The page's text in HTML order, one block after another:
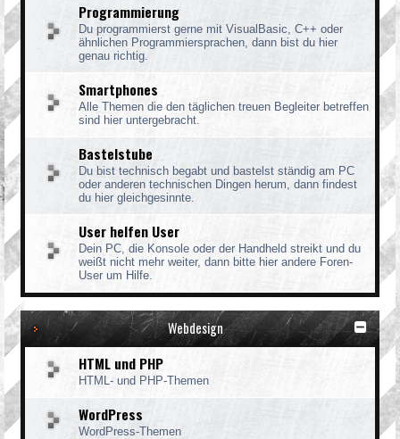
Programmierung
Du programmierst gerne mit VisualBasic, C++ oder
ähnlichen Programmiersprachen, dann bist du hier
genau richtig.
Smartphones
Alle Themen die den täglichen treuen Begleiter betreffen
sind hier untergebracht.
Bastelstube
Du bist technisch begabt und bastelst ständig am PC
oder anderen technischen Dingen herum, dann findest
du hier gleichgesinnte.
User helfen User
Dein PC, die Konsole oder der Handheld streikt und du
weißt nicht mehr weiter, dann bitte hier andere Foren-
User um Hilfe.
Webdesign
HTML und PHP
HTML- und PHP-Themen
WordPress
WordPress-Themen